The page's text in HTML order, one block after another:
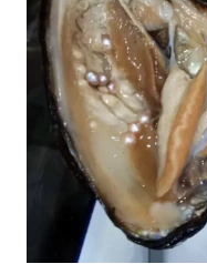
O
IE
ND